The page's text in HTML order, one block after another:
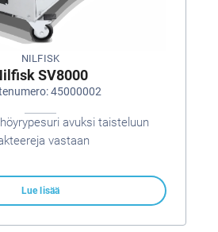
NILFISK
SV8000
45000002
avuksi taisteluun
vastaan
Lue lisää